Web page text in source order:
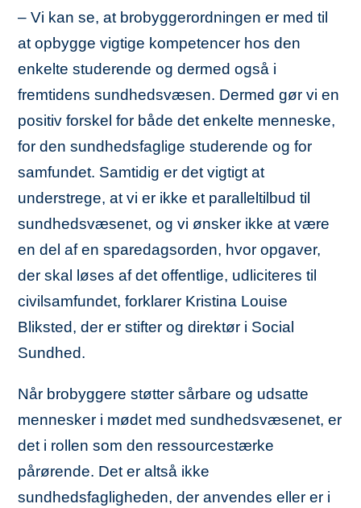
– Vi kan se, at brobyggerordningen er med til
at opbygge vigtige kompetencer hos den
enkelte studerende og dermed også i
fremtidens sundhedsvæsen. Dermed gør vi en
positiv forskel for både det enkelte menneske,
for den sundhedsfaglige studerende og for
samfundet. Samtidig er det vigtigt at
understrege, at vi er ikke et paralleltilbud til
sundhedsvæsenet, og vi ønsker ikke at være
en del af en sparedagsorden, hvor opgaver,
der skal løses af det offentlige, udliciteres til
civilsamfundet, forklarer Kristina Louise
Bliksted, der er stifter og direktør i Social
Sundhed.
Når brobyggere støtter sårbare og udsatte
mennesker i mødet med sundhedsvæsenet, er
det i rollen som den ressourcestærke
pårørende. Det er altså ikke
sundhedsfagligheden, der anvendes eller er i